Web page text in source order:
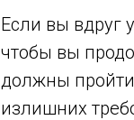
Если вы вдруг
чтобы вы
должны пройти
излишних